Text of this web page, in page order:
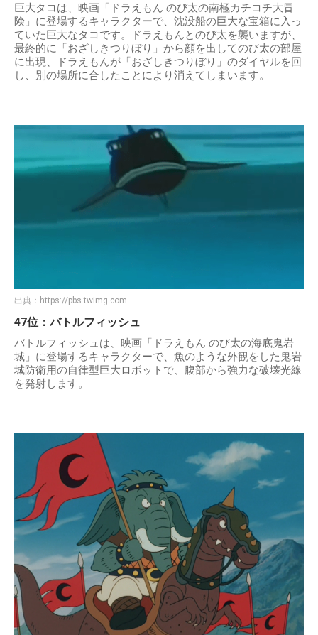
巨大タコは、映画「ドラえもん のび太の南極カチコチ大冒
険」に登場するキャラクターで、沈没船の巨大な宝箱に入っ
ていた巨大なタコです。ドラえもんとのび太を襲いますが、
最終的に「おざしきつりぼり」から顔を出してのび太の部屋
に出現、ドラえもんが「おざしきつりぼり」のダイヤルを回
し、別の場所に合したことにより消えてしまいます。
出典： https://pbs.twimg.com
47位：バトルフィッシュ
バトルフィッシュは、映画「ドラえもん のび太の海底鬼岩
城」に登場するキャラクターで、魚のような外観をした鬼岩
城防衛用の自律型巨大ロボットで、腹部から強力な破壊光線
を発射します。